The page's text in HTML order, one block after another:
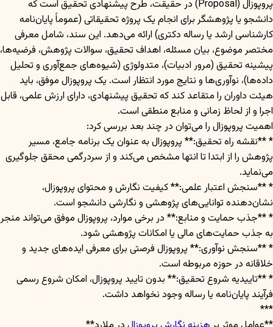
پروپوزال (Proposal) در حقیقت، طرح پیشنهادی تحقیق است که
دانشجو یا پژوهشگر برای انجام یک پروژه تحقیقاتی (عموماً پایان‌نامه
کارشناسی ارشد یا رساله دکتری) ارائه می‌دهد. این سند، شامل معرفی
مختصر موضوع، بیان مسئله، اهداف تحقیق، سوالات پژوهش، فرضیه‌ها،
پیشینه تحقیق (مرور ادبیات)، متدولوژی (شیوه‌های جمع‌آوری و تحلیل
داده‌ها)، نوآوری‌ها و نتایج مورد انتظار است. یک پروپوزال موفق، باید
هیئت داوران را متقاعد کند که تحقیق پیشنهادی، دارای ارزش علمی، قابل
اجرا و از لحاظ زمانی و منابع منطقی است.
اهمیت پروپوزال را می‌توان در چند بعد بررسی کرد:
* **نقشه راه تحقیق:** پروپوزال به عنوان یک برنامه جامع، مسیر
پژوهش را از ابتدا تا انتها مشخص می‌کند و از سردرگمی محقق جلوگیری
می‌نماید.
* **سنجش اعتبار علمی:** کیفیت نگارش و محتوای پروپوزال،
نشان‌دهنده توانایی‌های پژوهشی و نگارشی دانشجو است.
* **جذب حمایت و منابع:** در برخی موارد، پروپوزال موفق می‌تواند منجر
به جذب حمایت‌های مالی یا امکانات پژوهشی شود.
* **سنجش نوآوری:** پروپوزال فرصتی برای معرفی ایده‌های جدید و
خلاقانه در حوزه مربوطه است.
* **تاییدیه شروع تحقیق:** بدون تایید پروپوزال، امکان شروع رسمی
فرآیند پایان‌نامه یا رساله وجود نخواهد داشت.
***